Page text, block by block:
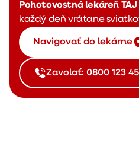
Pohotovostná lekáreň TAJ
každý deň vrátane
Navigovať do lekárne
Zavolať: 0800 123